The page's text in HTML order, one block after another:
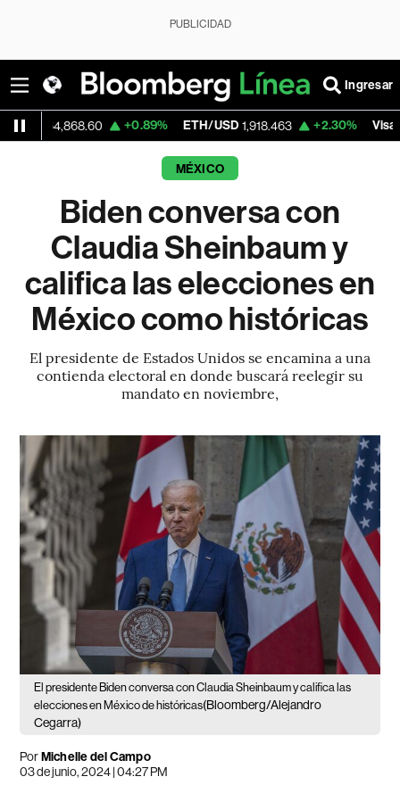
PUBLICIDAD
Ingresar
+0.89% ETH/USD 1,918.463 +2.30% Visa 367.96
MÉXICO
Biden conversa con
Claudia Sheinbaum y
califica las elecciones en
México como históricas
El presidente de Estados Unidos se encamina a una
contienda electoral en donde buscará reelegir su
mandato en noviembre,
El presidente Biden conversa con Claudia Sheinbaum y califica las
elecciones en México de históricas(Bloomberg/Alejandro
Cegarra)
PorMichelle del Campo
03 de junio, 2024 | 04:27 PM